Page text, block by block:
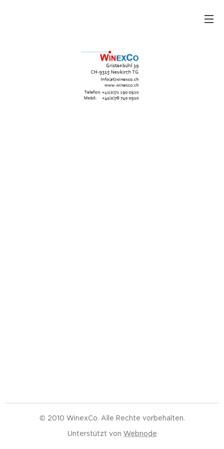
© 2010 WinexCo. Alle Rechte vorbehalten.
Unterstützt von Webnode